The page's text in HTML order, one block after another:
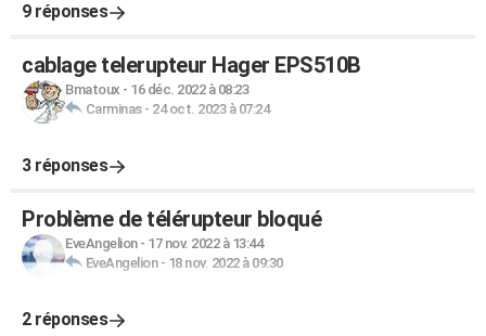
9 réponses
cablage telerupteur Hager EPS510B
Bmatoux - 16 déc. 2022 à 08:23
Carminas- 24 oct. 2023 à 07:24
3 réponses
Problème de télérupteur bloqué
EveAngelion- 17 nov. 2022 à 13:44
EveAngelion- 18 nov. 2022 à 09:30
2 réponses